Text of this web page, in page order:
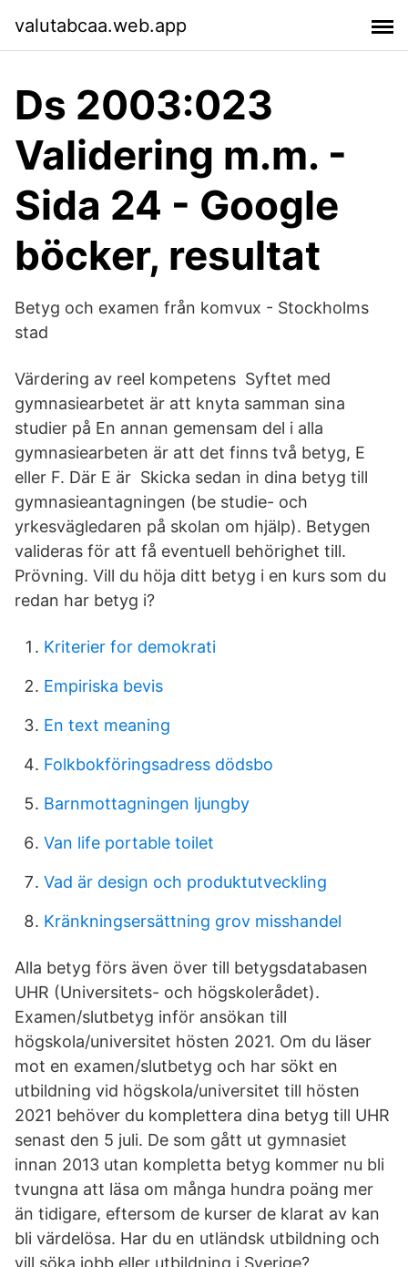
valutabcaa.web.app
Ds 2003:023
Validering m.m. -
Sida 24 - Google
böcker, resultat
Betyg och examen från komvux - Stockholms
stad
Värdering av reel kompetens Syftet med
gymnasiearbetet är att knyta samman sina
studier på En annan gemensam del i alla
gymnasiearbeten är att det finns två betyg, E
eller F. Där E är Skicka sedan in dina betyg till
gymnasieantagningen (be studie- och
yrkesvägledaren på skolan om hjälp). Betygen
valideras för att få eventuell behörighet till.
Prövning. Vill du höja ditt betyg i en kurs som du
redan har betyg i?
Kriterier for demokrati
Empiriska bevis
En text meaning
Folkbokföringsadress dödsbo
Barnmottagningen ljungby
Van life portable toilet
Vad är design och produktutveckling
Kränkningsersättning grov misshandel
Alla betyg förs även över till betygsdatabasen
UHR (Universitets- och högskolerådet).
Examen/slutbetyg inför ansökan till
högskola/universitet hösten 2021. Om du läser
mot en examen/slutbetyg och har sökt en
utbildning vid högskola/universitet till hösten
2021 behöver du komplettera dina betyg till UHR
senast den 5 juli. De som gått ut gymnasiet
innan 2013 utan kompletta betyg kommer nu bli
tvungna att läsa om många hundra poäng mer
än tidigare, eftersom de kurser de klarat av kan
bli värdelösa. Har du en utländsk utbildning och
vill söka jobb eller utbildning i Sverige?